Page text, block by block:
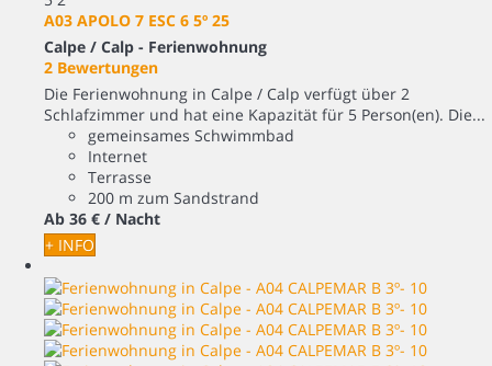
A03 APOLO 7 ESC 6 5º 25
Calpe / Calp - Ferienwohnung
2 Bewertungen
Die Ferienwohnung in Calpe / Calp verfügt über 2
Schlafzimmer und hat eine Kapazität für 5 Person(en). Die...
gemeinsames Schwimmbad
Internet
Terrasse
200 m zum Sandstrand
Ab 36 € / Nacht
+ INFO